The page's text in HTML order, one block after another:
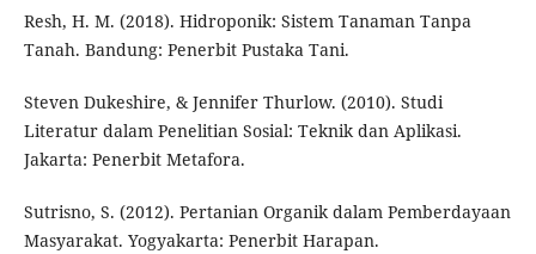
Resh, H. M. (2018). Hidroponik: Sistem Tanaman Tanpa
Tanah. Bandung: Penerbit Pustaka Tani.
Steven Dukeshire, & Jennifer Thurlow. (2010). Studi
Literatur dalam Penelitian Sosial: Teknik dan Aplikasi.
Jakarta: Penerbit Metafora.
Sutrisno, S. (2012). Pertanian Organik dalam Pemberdayaan
Masyarakat. Yogyakarta: Penerbit Harapan.